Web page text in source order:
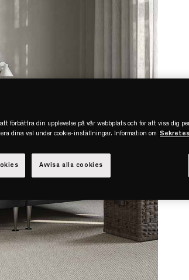
att förbättra din upplevelse på vår webbplats och för att visa dig
dina val under cookie-inställningar. Information om
Avvisa alla cookies